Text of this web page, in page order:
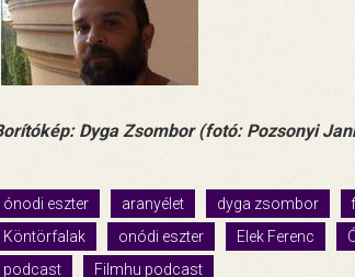
Dyga Zsombor (fotó: Pozsonyi
ónodi eszter aranyélet dyga zsombor
Köntörfalak
onódi eszter Elek Ferenc
podcast
Filmhu podcast